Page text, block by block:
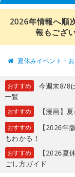
2026年情報へ順
報もござ
夏休みイベント・
おすすめ
今週末8/8(
一覧
おすすめ 【漫画】
おすすめ
【2026年
もわかる！
おすすめ
【2026夏
ごし方ガイド